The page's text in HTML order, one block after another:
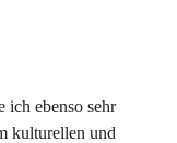
ich ebenso sehr
kulturellen und